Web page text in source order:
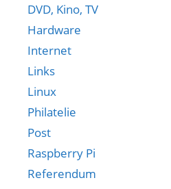
DVD, Kino, TV
Hardware
Internet
Links
Linux
Philatelie
Post
Raspberry Pi
Referendum